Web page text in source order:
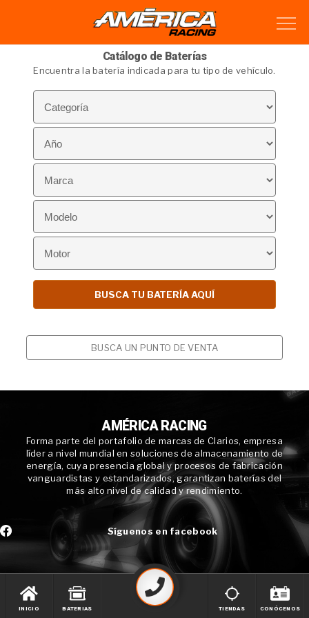
Catálogo de Baterías
Encuentra la batería indicada para tu tipo de vehículo.
BUSCA UN PUNTO DE VENTA
AMÉRICA RACING
Forma parte del portafolio de marcas de Clarios, empresa
líder a nivel mundial en soluciones de almacenamiento de
energía, cuya presencia global y procesos de fabricación
vanguardistas y estandarizados, garantizan baterías del
más alto nivel de calidad y rendimiento.
Síguenos en facebook
INICIO BATERIAS TIENDAS CONÓCENOS